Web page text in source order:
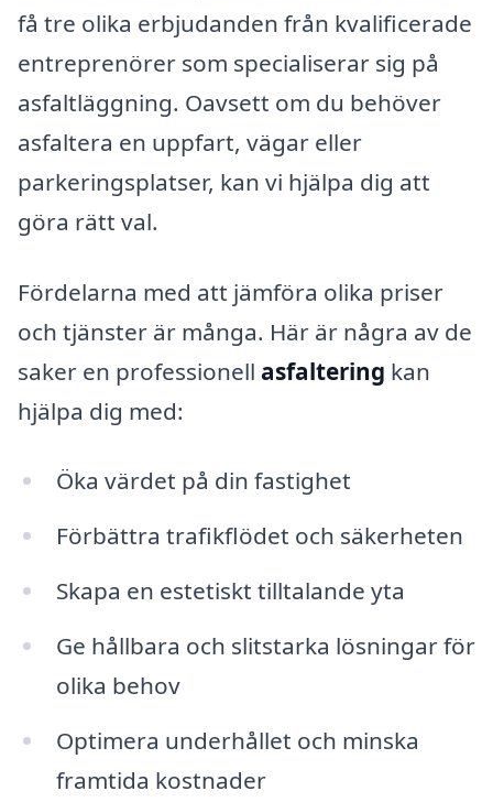
få tre olika erbjudanden från kvalificerade
entreprenörer som specialiserar sig på
asfaltläggning. Oavsett om du behöver
asfaltera en uppfart, vägar eller
parkeringsplatser, kan vi hjälpa dig att
göra rätt val.
Fördelarna med att jämföra olika priser
och tjänster är många. Här är några av de
saker en professionell asfaltering kan
hjälpa dig med:
Öka värdet på din fastighet
Förbättra trafikflödet och säkerheten
Skapa en estetiskt tilltalande yta
Ge hållbara och slitstarka lösningar för
olika behov
Optimera underhållet och minska
framtida kostnader